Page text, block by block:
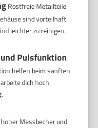
Rostfreie Metallteile
sind vorteilhaft.
leichter zu reinigen.
Pulsfunktion
helfen beim sanften
dich hoch.
Messbecher und